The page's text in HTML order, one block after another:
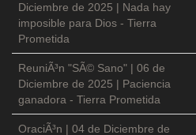
Diciembre de 2025 | Nada hay
imposible para Dios - Tierra
Prometida
ReuniÃ³n "SÃ© Sano" | 06 de
Diciembre de 2025 | Paciencia
ganadora - Tierra Prometida
OraciÃ³n | 04 de Diciembre de